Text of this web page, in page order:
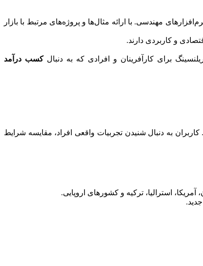
مهندسی. با ارائه مثال‌ها و پروژه‌های مرتبط با بازار
و کاربردی دارند.
برای کارآفرینان و افرادی که به دنبالکسب درآمد
به دنبال شنیدن تجربیات واقعی افراد، مقایسه شرایط
استرالیا، ترکیه و کشورهای اروپایی.